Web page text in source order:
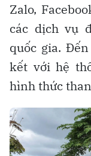
Zalo,
các dịch vụ
quốc gia.
kết với hệ
hình thức